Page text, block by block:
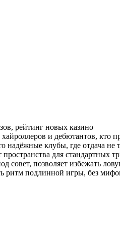
рейтинг новых казино
и дебютантов,
клубы, где отдача не
для стандартных
совет, позволяет избежать
подлинной игры, без